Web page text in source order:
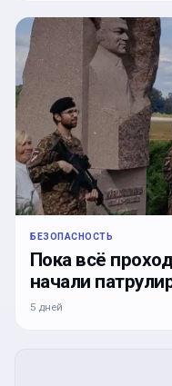
БЕЗОПАСНОСТЬ
Пока всё
начали
5 дней